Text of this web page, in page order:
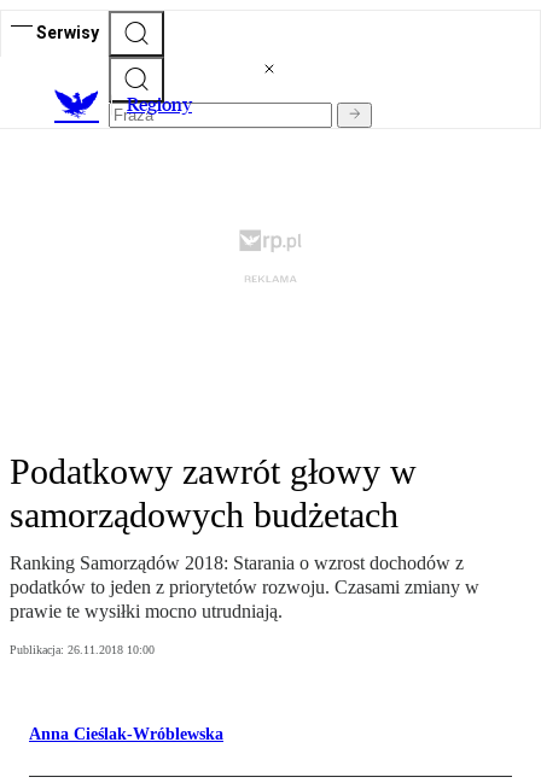
Serwisy
Regiony
Podatkowy zawrót głowy w
samorządowych budżetach
Ranking Samorządów 2018: Starania o wzrost dochodów z
podatków to jeden z priorytetów rozwoju. Czasami zmiany w
prawie te wysiłki mocno utrudniają.
Publikacja: 26.11.2018 10:00
Anna Cieślak-Wróblewska